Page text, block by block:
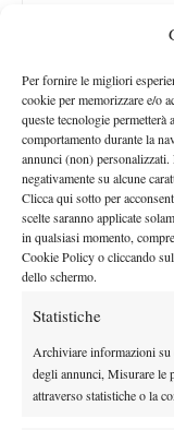
Per fornire le migliori
cookie per memorizzare e/o
queste tecnologie
comportamento durante la
annunci (non)
negativamente su alcune
Clicca qui sotto per
scelte saranno applicate
in qualsiasi momento,
Cookie Policy o cliccando
dello schermo.
Statistiche
Archiviare informazioni su
degli annunci, Misurare le
attraverso statistiche o la
Sinner
Grazie al trionfo nella
significativa pari a
1.000 punti che gli
Carlos Alcaraz, con
Internazionali d’Italia
Il montepremi
PRIMO TURNO –
SECONDO TURNO –
OTTAVI DI
QUARTI DI